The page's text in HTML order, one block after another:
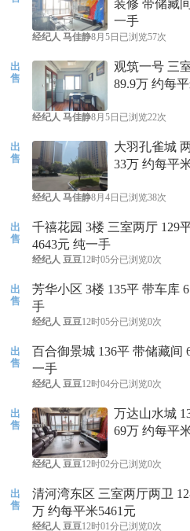
装修 带储藏
一手
经纪人 马佳静8月5日 已浏览57次
出
售
观筑一号 三
89.9万 约每
经纪人 马佳静8月5日 已浏览22次
出
售
大羽孔雀城
33万 约每平
经纪人 马佳静8月4日 已浏览38次
出
售
千禧花园 3楼 三室两厅 129
4643元 纯一手
经纪人 豆豆12时05分已浏览0次
出
售
芳华小区 3楼 135平 带车库
手
经纪人 豆豆12时05分已浏览0次
出
售
百合御景城 136平 带储藏间
一手
经纪人 豆豆12时04分已浏览0次
出
售
万达山水城
69万 约每平
经纪人 豆豆12时02分已浏览0次
出
售
清河湾东区 三室两厅两卫
万 约每平米5461元
经纪人 豆豆12时01分已浏览0次